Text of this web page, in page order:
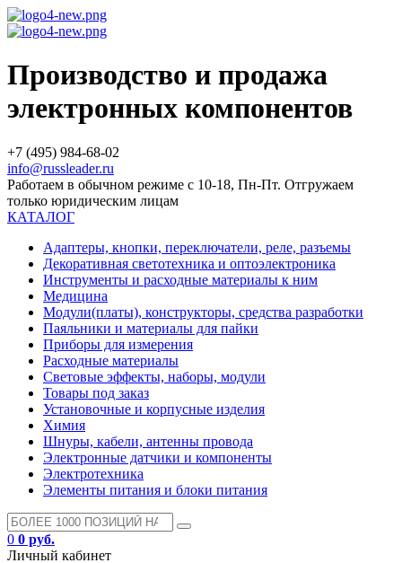
Производство и продажа
электронных компонентов
+7 (495) 984-68-02
info@russleader.ru
Работаем в обычном режиме с 10-18, Пн-Пт. Отгружаем
только юридическим лицам
КАТАЛОГ
Адаптеры, кнопки, переключатели, реле, разъемы
Декоративная светотехника и оптоэлектроника
Инструменты и расходные материалы к ним
Медицина
Модули(платы), конструкторы, средства разработки
Паяльники и материалы для пайки
Приборы для измерения
Расходные материалы
Световые эффекты, наборы, модули
Товары под заказ
Установочные и корпусные изделия
Химия
Шнуры, кабели, антенны провода
Электронные датчики и компоненты
Электротехника
Элементы питания и блоки питания
0 0 руб.
Личный кабинет